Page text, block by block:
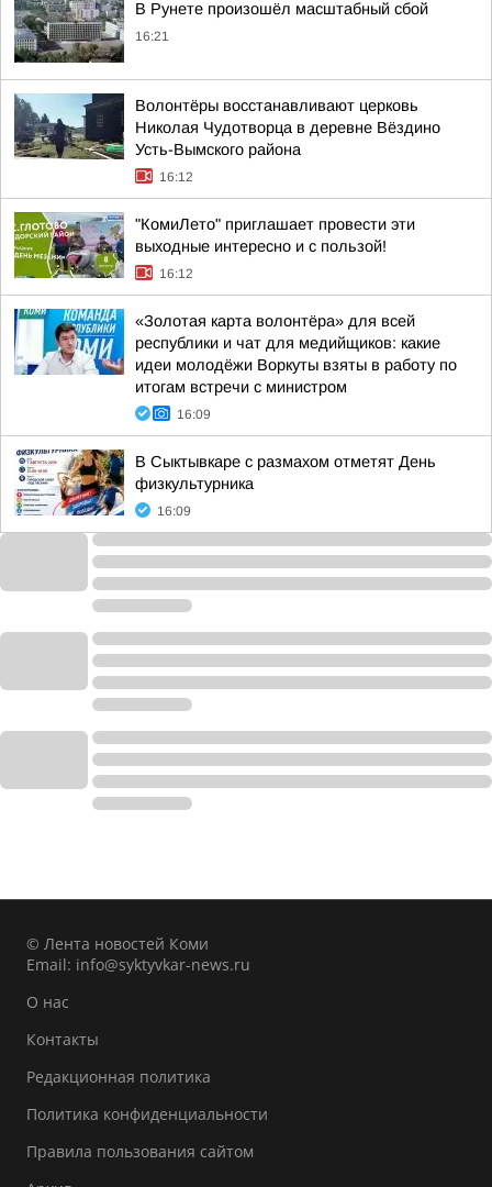
В Рунете произошёл масштабный сбой
16:21
Волонтёры восстанавливают церковь
Николая Чудотворца в деревне Вёздино
Усть-Вымского района
16:12
"КомиЛето" приглашает провести эти
выходные интересно и с пользой!
16:12
«Золотая карта волонтёра» для всей
республики и чат для медийщиков: какие
идеи молодёжи Воркуты взяты в работу по
итогам встречи с министром
16:09
В Сыктывкаре с размахом отметят День
физкультурника
16:09
© Лента новостей Коми
Email: info@syktyvkar-news.ru
О нас
Контакты
Редакционная политика
Политика конфиденциальности
Правила пользования сайтом